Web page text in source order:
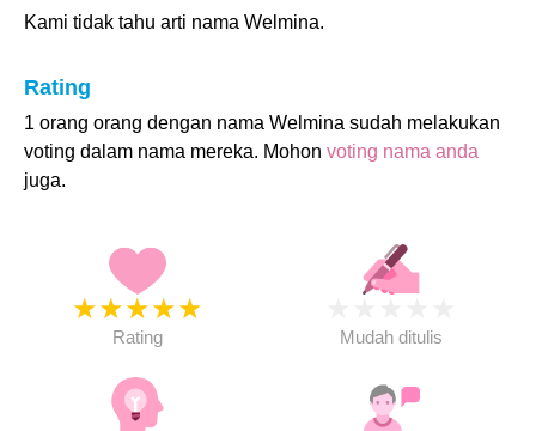
Kami tidak tahu arti nama Welmina.
Rating
1 orang orang dengan nama Welmina sudah melakukan
voting dalam nama mereka. Mohon voting nama anda
juga.
★★★★★
Rating Mudah ditulis